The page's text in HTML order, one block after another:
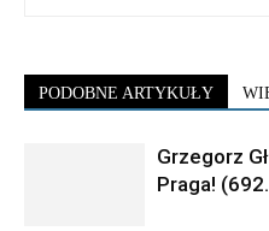
PODOBNE ARTYKUŁY
Grzegorz
Praga!